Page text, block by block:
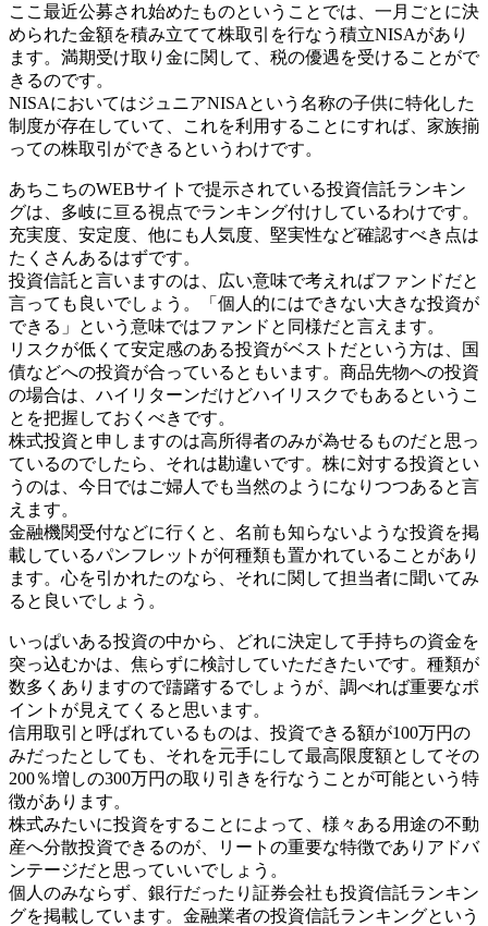
ここ最近公募され始めたものということでは、一月ごとに決
められた金額を積み立てて株取引を行なう積立NISAがあり
ます。満期受け取り金に関して、税の優遇を受けることがで
きるのです。
NISAにおいてはジュニアNISAという名称の子供に特化した
制度が存在していて、これを利用することにすれば、家族揃
っての株取引ができるというわけです。
あちこちのWEBサイトで提示されている投資信託ランキン
グは、多岐に亘る視点でランキング付けしているわけです。
充実度、安定度、他にも人気度、堅実性など確認すべき点は
たくさんあるはずです。
投資信託と言いますのは、広い意味で考えればファンドだと
言っても良いでしょう。「個人的にはできない大きな投資が
できる」という意味ではファンドと同様だと言えます。
リスクが低くて安定感のある投資がベストだという方は、国
債などへの投資が合っているともいます。商品先物への投資
の場合は、ハイリターンだけどハイリスクでもあるというこ
とを把握しておくべきです。
株式投資と申しますのは高所得者のみが為せるものだと思っ
ているのでしたら、それは勘違いです。株に対する投資とい
うのは、今日ではご婦人でも当然のようになりつつあると言
えます。
金融機関受付などに行くと、名前も知らないような投資を掲
載しているパンフレットが何種類も置かれていることがあり
ます。心を引かれたのなら、それに関して担当者に聞いてみ
ると良いでしょう。
いっぱいある投資の中から、どれに決定して手持ちの資金を
突っ込むかは、焦らずに検討していただきたいです。種類が
数多くありますので躊躇するでしょうが、調べれば重要なポ
イントが見えてくると思います。
信用取引と呼ばれているものは、投資できる額が100万円の
みだったとしても、それを元手にして最高限度額としてその
200％増しの300万円の取り引きを行なうことが可能という特
徴があります。
株式みたいに投資をすることによって、様々ある用途の不動
産へ分散投資できるのが、リートの重要な特徴でありアドバ
ンテージだと思っていいでしょう。
個人のみならず、銀行だったり証券会社も投資信託ランキン
グを掲載しています。金融業者の投資信託ランキングという